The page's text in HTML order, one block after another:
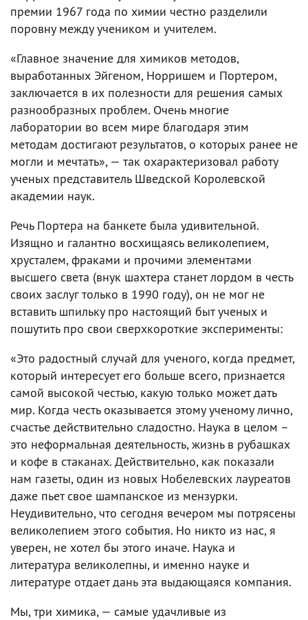
премии 1967 года по химии честно разделили
поровну между учеником и учителем.
«Главное значение для химиков методов,
выработанных Эйгеном, Норришем и Портером,
заключается в их полезности для решения самых
разнообразных проблем. Очень многие
лаборатории во всем мире благодаря этим
методам достигают результатов, о которых ранее не
могли и мечтать», — так охарактеризовал работу
ученых представитель Шведской Королевской
академии наук.
Речь Портера на банкете была удивительной.
Изящно и галантно восхищаясь великолепием,
хрусталем, фраками и прочими элементами
высшего света (внук шахтера станет лордом в честь
своих заслуг только в 1990 году), он не мог не
вставить шпильку про настоящий быт ученых и
пошутить про свои сверхкороткие эксперименты:
«Это радостный случай для ученого, когда предмет,
который интересует его больше всего, признается
самой высокой честью, какую только может дать
мир. Когда честь оказывается этому ученому лично,
счастье действительно сладостно. Наука в целом –
это неформальная деятельность, жизнь в рубашках
и кофе в стаканах. Действительно, как показали
нам газеты, один из новых Нобелевских лауреатов
даже пьет свое шампанское из мензурки.
Неудивительно, что сегодня вечером мы потрясены
великолепием этого события. Но никто из нас, я
уверен, не хотел бы этого иначе. Наука и
литература великолепны, и именно науке и
литературе отдает дань эта выдающаяся компания.
Мы, три химика, — самые удачливые из